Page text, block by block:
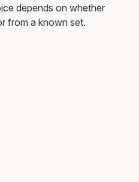
depends on whether
from a known set.